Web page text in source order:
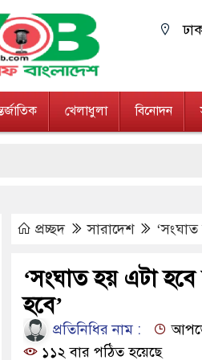
খেলাধুলা বিনোদন
প্রচ্ছদ সারাদেশ ‘সংঘাত
‘সংঘাত হয় এটা হবে
হবে’
প্রতিনিধির নাম :
১১২ বার পঠিত হয়েছে